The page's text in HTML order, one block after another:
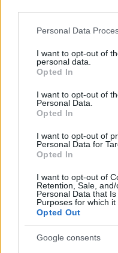
Please note that this
not limited to your visit or
grant or deny consent to
use your data for below
consent section.
Personal Data
I want to opt-out of
personal data.
Opted In
I want to opt-out of
Personal Data.
Opted In
I want to opt-out of
Personal Data for
Opted In
I want to opt-out of
Retention, Sale,
Personal Data that
Purposes for which it
Opted Out
Google consents
εξωτερικό έχει
προσκήνιο,
προϊόντα και τα
τη Νάξο στην
Τουρισμού Νάξου
Βαγγέλης Κατσαράς.